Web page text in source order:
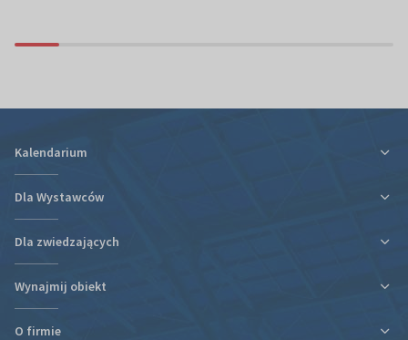
Kalendarium
Dla Wystawców
Ulga podatkowa za udział w targach
Plan targów i hal
Dla zwiedzających
Plan targów i hal
Wynajmij obiekt
O firmie